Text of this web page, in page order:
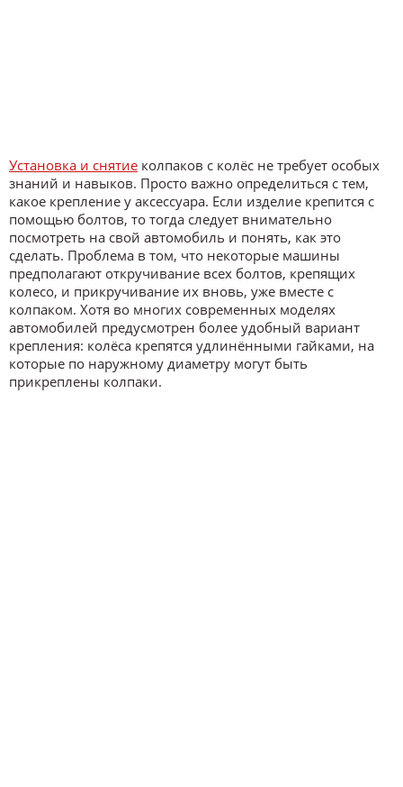
Установка и снятие колпаков с колёс не требует особых
знаний и навыков. Просто важно определиться с тем,
какое крепление у аксессуара. Если изделие крепится с
помощью болтов, то тогда следует внимательно
посмотреть на свой автомобиль и понять, как это
сделать. Проблема в том, что некоторые машины
предполагают откручивание всех болтов, крепящих
колесо, и прикручивание их вновь, уже вместе с
колпаком. Хотя во многих современных моделях
автомобилей предусмотрен более удобный вариант
крепления: колёса крепятся удлинёнными гайками, на
которые по наружному диаметру могут быть
прикреплены колпаки.